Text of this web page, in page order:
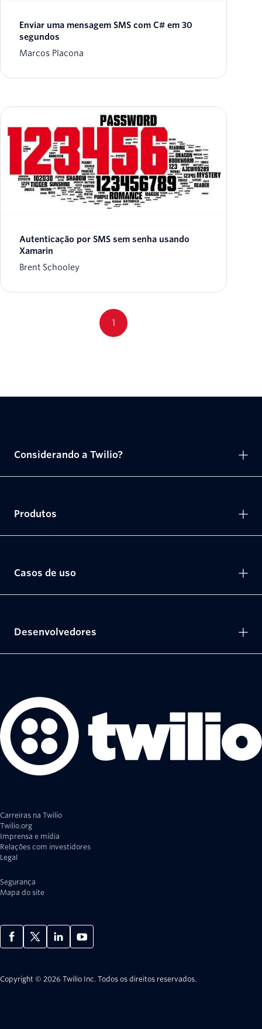
Enviar uma mensagem SMS com C# em 30
segundos
Marcos Placona
Autenticação por SMS sem senha usando
Xamarin
Brent Schooley
1
Carreiras na Twilio
Twilio.org
Imprensa e mídia
Relações com investidores
Legal
Segurança
Mapa do site
Copyright © 2026 Twilio Inc. Todos os direitos reservados.
Considerando a Twilio?
Produtos
Casos de uso
Desenvolvedores